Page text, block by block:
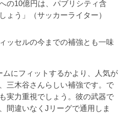
の10億円は、パブリシティ含
ょう」（サッカーライター）
ッセルの今までの補強とも一味
ムにフィットするかより、人気が
三木谷さんらしい補強です。で
実力重視でしょう。彼の武器で
間違いなくJリーグで通用しま